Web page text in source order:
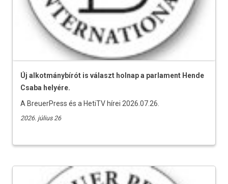
Új alkotmánybírót is választ holnap a parlament Hende
Csaba helyére.
A BreuerPress és a HetiTV hírei 2026.07.26.
2026. július 26